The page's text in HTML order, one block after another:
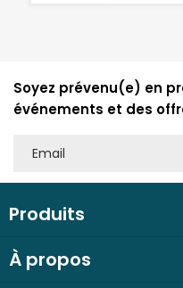
Soyez prévenu(e) en
événements et des
Produits
À propos